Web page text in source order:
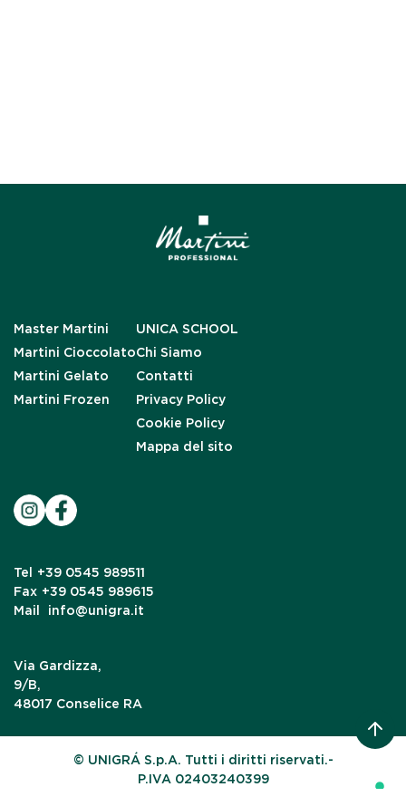
Master Martini
Martini Cioccolato
Martini Gelato
Martini Frozen
UNICA SCHOOL
Chi Siamo
Contatti
Privacy Policy
Cookie Policy
Mappa del sito
Tel
+39 0545 989511
Fax +39 0545 989615
Mail
info@unigra.it
Via Gardizza,
9/B,
48017 Conselice RA
© UNIGRÁ S.p.A. Tutti i diritti riservati.-
P.IVA 02403240399